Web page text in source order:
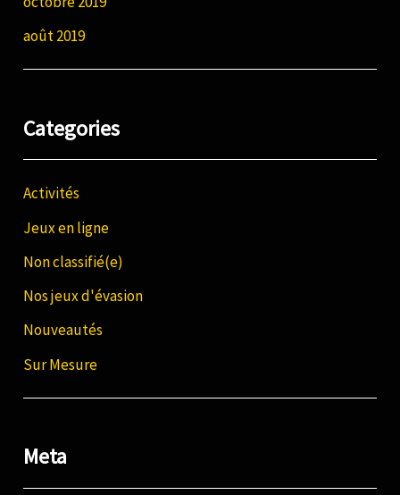
août 2019
Categories
Activités
Jeux en ligne
Non classifié(e)
Nos jeux d'évasion
Nouveautés
Sur Mesure
Meta